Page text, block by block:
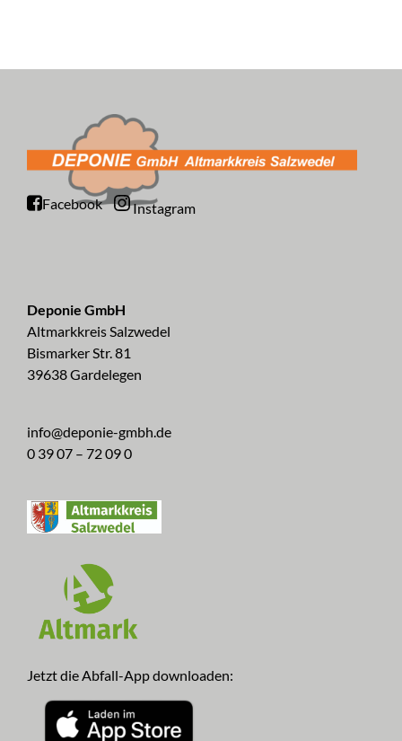
Facebook Instagram
Deponie GmbH
Altmarkkreis Salzwedel
Bismarker Str. 81
39638 Gardelegen
info@deponie-gmbh.de
0 39 07 – 72 09 0
Jetzt die Abfall-App downloaden: